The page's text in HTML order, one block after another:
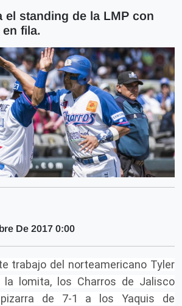
el standing de la LMP con
fila.
De 2017 0:00
trabajo del norteamericano Tyler
la lomita, los Charros de Jalisco
de 7-1 a los Yaquis de